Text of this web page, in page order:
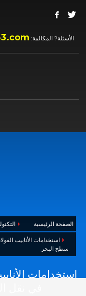
الأسئلة? المكالمة:
الصفحة الرئيسية
استخدامات الأنابيب
سطح البحر
استخدامات